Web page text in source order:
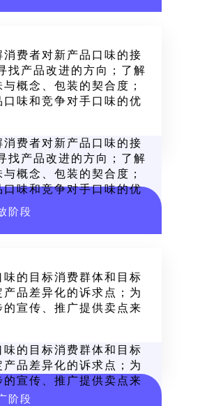
消费者对新产品口味的接
找产品改进的方向；了解
概念、包装的契合度；
口味和竞争对手口味的优
消费者对新产品口味的接
找产品改进的方向；了解
概念、包装的契合度；
口味和竞争对手口味的优
阶段
味的目标消费群体和目标
产品差异化的诉求点；为
的宣传、推广提供卖点来
味的目标消费群体和目标
产品差异化的诉求点；为
的宣传、推广提供卖点来
阶段